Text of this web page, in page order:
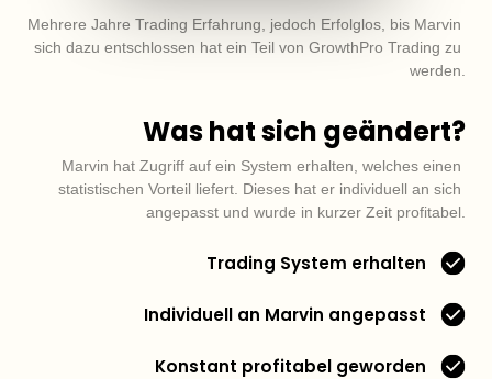
Mehrere Jahre Trading Erfahrung, jedoch Erfolglos, bis Marvin
sich dazu entschlossen hat ein Teil von GrowthPro Trading zu
werden.
Was hat sich geändert?
Marvin hat Zugriff auf ein System erhalten, welches einen
statistischen Vorteil liefert. Dieses hat er individuell an sich
angepasst und wurde in kurzer Zeit profitabel.
Trading System erhalten
Individuell an Marvin angepasst
Konstant profitabel geworden